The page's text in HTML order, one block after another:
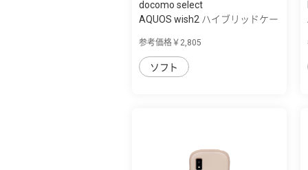
docomo select
AQUOS wish2 ハイブリッドケー
参考価格￥2,805
ソフト